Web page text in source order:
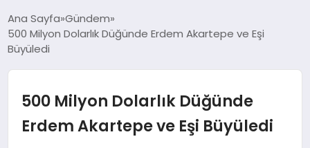
DEMOLAR
Ana Sayfa Gündem
500 Milyon Dolarlık Düğünde Erdem Akartepe ve Eşi
Büyüledi
500 Milyon Dolarlık Düğünde
Erdem Akartepe ve Eşi Büyüledi